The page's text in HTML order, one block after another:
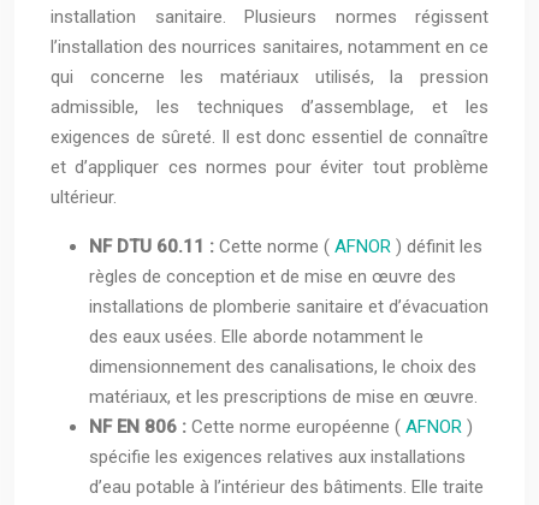
installation sanitaire. Plusieurs normes régissent
l’installation des nourrices sanitaires, notamment en ce
qui concerne les matériaux utilisés, la pression
admissible, les techniques d’assemblage, et les
exigences de sûreté. Il est donc essentiel de connaître
et d’appliquer ces normes pour éviter tout problème
ultérieur.
NF DTU 60.11 : Cette norme ( AFNOR ) définit les
règles de conception et de mise en œuvre des
installations de plomberie sanitaire et d’évacuation
des eaux usées. Elle aborde notamment le
dimensionnement des canalisations, le choix des
matériaux, et les prescriptions de mise en œuvre.
NF EN 806 : Cette norme européenne ( AFNOR )
spécifie les exigences relatives aux installations
d’eau potable à l’intérieur des bâtiments. Elle traite